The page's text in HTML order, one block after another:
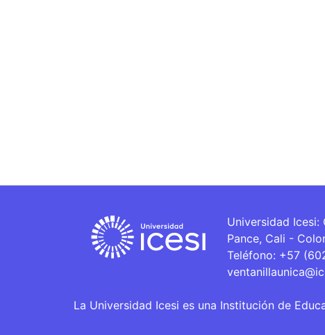
Universidad Icesi:
Pance, Cali -
Teléfono: +57
La Universidad Icesi es una Institución de